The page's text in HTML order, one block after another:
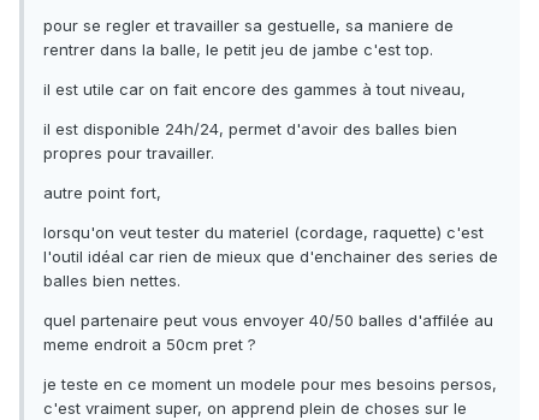
pour se regler et travailler sa gestuelle, sa maniere de
rentrer dans la balle, le petit jeu de jambe c'est top.
il est utile car on fait encore des gammes à tout niveau,
il est disponible 24h/24, permet d'avoir des balles bien
propres pour travailler.
autre point fort,
lorsqu'on veut tester du materiel (cordage, raquette) c'est
l'outil idéal car rien de mieux que d'enchainer des series de
balles bien nettes.
quel partenaire peut vous envoyer 40/50 balles d'affilée au
meme endroit a 50cm pret ?
je teste en ce moment un modele pour mes besoins persos,
c'est vraiment super, on apprend plein de choses sur le